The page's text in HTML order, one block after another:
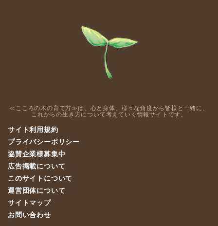
≪こころの木の育て方≫は、心と身体、様々な角度から皆様と一緒に、
これからの生き方について考えていく情報サイトです。
サイト利用規約
プライバシーポリシー
協賛企業様募集中
広告掲載について
このサイトについて
運営団体について
サイトマップ
お問い合わせ